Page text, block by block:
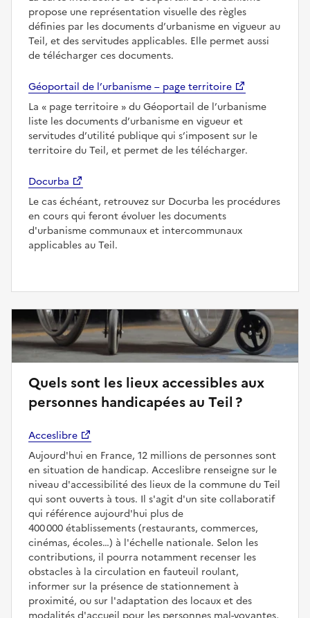
propose une représentation visuelle des règles
définies par les documents d’urbanisme en vigueur au
Teil, et des servitudes applicables. Elle permet aussi
de télécharger ces documents.
Géoportail de l’urbanisme – page territoire
La
page territoire
du Géoportail de l’urbanisme
liste les documents d’urbanisme en vigueur et
servitudes d’utilité publique qui s’imposent sur le
territoire du Teil, et permet de les télécharger.
Docurba
Le cas échéant, retrouvez sur Docurba les procédures
en cours qui feront évoluer les documents
d'urbanisme communaux et intercommunaux
applicables au Teil.
Quels sont les lieux accessibles aux
personnes handicapées au Teil ?
Acceslibre
Aujourd'hui en France, 12 millions de personnes sont
en situation de handicap. Acceslibre renseigne sur le
niveau d'accessibilité des lieux de la commune du Teil
qui sont ouverts à tous. Il s'agit d'un site collaboratif
qui référence aujourd'hui plus de
400 000 établissements (restaurants, commerces,
cinémas, écoles…) à l'échelle nationale. Selon les
contributions, il pourra notamment recenser les
obstacles à la circulation en fauteuil roulant,
informer sur la présence de stationnement à
proximité, ou sur l'adaptation des locaux et des